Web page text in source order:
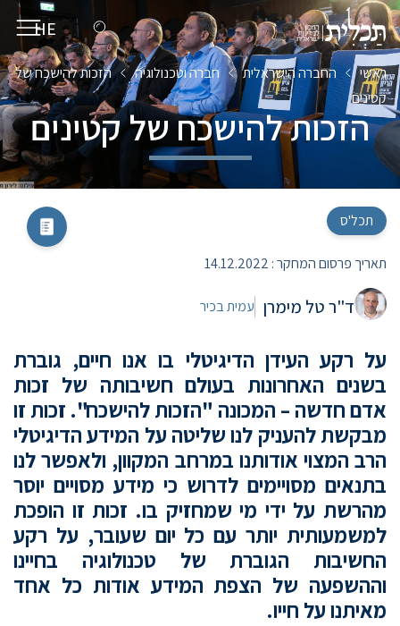
HE
EN
ראשי החברה הישראלית חברה וטכנולוגיה
הזכות להישכח של
קטינים
הזכות להישכח של קטינים
על רקע העידן הדיגיטלי בו אנו חיים, גוברת
בשנים האחרונות בעולם חשיבותה של זכות
אדם חדשה – המכונה "הזכות להישכח". זכות זו
מבקשת להעניק לנו שליטה על המידע הדיגיטלי
הרב המצוי אודותנו במרחב המקוון, ולאפשר לנו
בתנאים מסויימים לדרוש כי מידע מסויים יוסר
מהרשת על ידי מי שמחזיק בו. זכות זו הופכת
למשמעותית יותר עם כל יום שעובר, על רקע
החשיבות הגוברת של טכנולוגיה בחיינו
וההשפעה של הצפת המידע אודות כל אחד
מאיתנו על חייו.
תכל'ס
תאריך פרסום המחקר : 14.12.2022
ד"ר טל מימרן עמית בכיר